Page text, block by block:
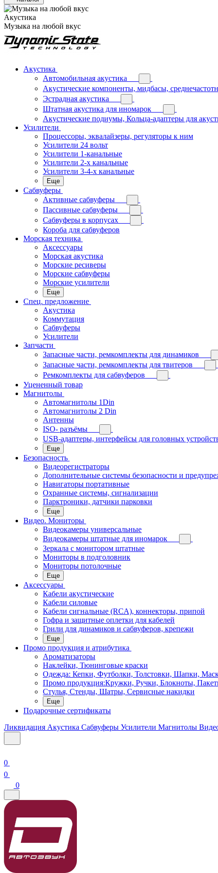
Акустика
Музыка на любой вкус
Акустика
Автомобильная акустика
Акустические компоненты, мидбасы,
Эстрадная акустика
Штатная акустика для иномарок
Акустические подиумы, Кольца-адаптеры для
Усилители
Процессоры, эквалайзеры, регуляторы к ним
Усилители 24 вольт
Усилители 1-канальные
Усилители 2-х канальные
Усилители 3-4-х канальные
Еще
Сабвуферы
Активные сабвуферы
Пассивные сабвуферы
Сабвуферы в корпусах
Короба для сабвуферов
Морская техника
Аксессуары
Морская акустика
Морские ресиверы
Морские сабвуферы
Морские усилители
Еще
Спец. предложение
Акустика
Коммутация
Сабвуферы
Усилители
Запчасти
Запасные части, ремкомплекты для динамиков
Запасные части, ремкомплекты для твитеров
Ремкомплекты для сабвуферов
Уцененный товар
Магнитолы
Автомагнитолы 1Din
Автомагнитолы 2 Din
Антенны
ISO- разъёмы
USB-адаптеры, интерфейсы для головных
Еще
Безопасность
Видеорегистраторы
Дополнительные системы безопасности и
Навигаторы портативные
Охранные системы, сигнализации
Парктроники, датчики парковки
Еще
Видео. Мониторы
Видеокамеры универсальные
Видеокамеры штатные для иномарок
Зеркала с монитором штатные
Мониторы в подголовник
Мониторы потолочные
Еще
Аксессуары
Кабели акустические
Кабели силовые
Кабели сигнальные (RCA), коннекторы, припой
Гофра и защитные оплетки для кабелей
Грили для динамиков и сабвуферов, крепежи
Еще
Промо продукция и атрибутика
Ароматизаторы
Наклейки, Тюнинговые краски
Одежда: Кепки, Футболки, Толстовки, Шапки,
Промо продукция:Кружки, Ручки, Блокноты,
Стулья, Стенды, Шатры, Сервисные накидки
Еще
Подарочные сертификаты
Ликвидация Акустика Сабвуферы Усилители Магнитолы
0
0
0